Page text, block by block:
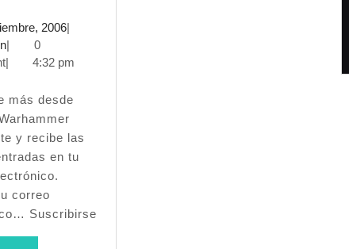
Torneo
Utebo
–
Warhammer
Fantasy
(Utebo
–
20063
2006
|
admin
|
0
| 4:32 pm
y recibe las
en tu
correo
Suscribirse